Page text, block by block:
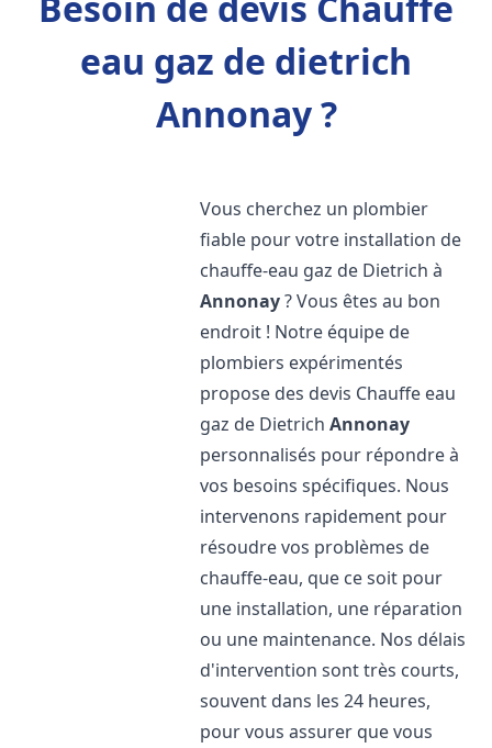
eau gaz de dietrich
Annonay ?
Vous cherchez un plombier
fiable pour votre installation de
chauffe-eau gaz de Dietrich à
Annonay? Vous êtes au bon
endroit ! Notre équipe de
plombiers expérimentés
propose des devis Chauffe eau
gaz de DietrichAnnonay
personnalisés pour répondre à
vos besoins spécifiques. Nous
intervenons rapidement pour
résoudre vos problèmes de
chauffe-eau, que ce soit pour
une installation, une réparation
ou une maintenance. Nos délais
d'intervention sont très courts,
souvent dans les 24 heures,
pour vous assurer que vous